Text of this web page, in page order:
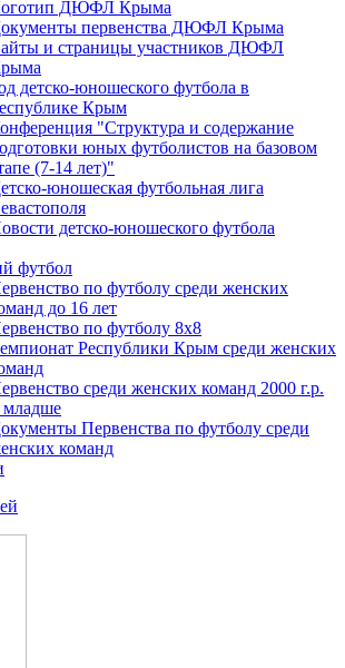
ДЮФЛ Крыма
первенства ДЮФЛ Крыма
и страницы участников ДЮФЛ
детско-юношеского футбола в
Крым
"Структура и содержание
юных футболистов на базовом
(7-14 лет)"
юношеская футбольная лига
детско-юношеского футбола
футбол
по футболу среди женских
до 16 лет
по футболу 8х8
Республики Крым среди женских
среди женских команд 2000 г.р.
младше
Первенства по футболу среди
команд